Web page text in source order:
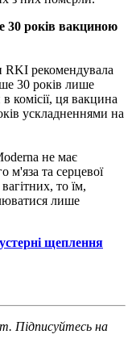
30 років вакциною
RKI рекомендувала
30 років лише
ця вакцина
ускладненнями на
не має
м'яза та серцевої
то їм,
лише
щеплення
Підписуйтесь на